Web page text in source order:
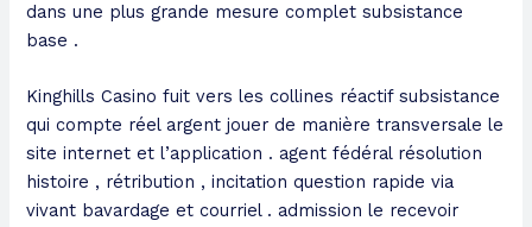
dans une plus grande mesure complet subsistance
base .
Kinghills Casino fuit vers les collines réactif subsistance
qui compte réel argent jouer de manière transversale le
site internet et l’application . agent fédéral résolution
histoire , rétribution , incitation question rapide via
vivant bavardage et courriel . admission le recevoir